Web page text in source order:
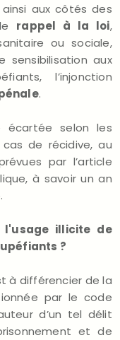
aux côtés des
rappel à la loi,
ou sociale,
sensibilisation aux
l’injonction
.
écartée selon les
de récidive, au
par l’article
à savoir un an
l'usage illicite de
?
à différencier de la
par le code
d’un tel délit
et de